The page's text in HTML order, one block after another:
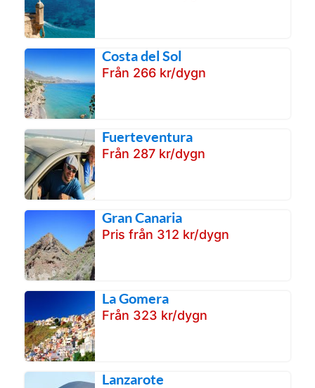
Costa del Sol
Från 266 kr/dygn
Fuerteventura
Från 287 kr/dygn
Gran Canaria
Pris från 312 kr/dygn
La Gomera
Från 323 kr/dygn
Lanzarote